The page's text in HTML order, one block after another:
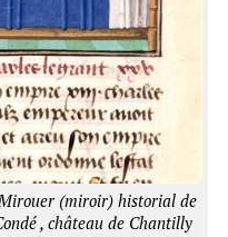
(miroir) historial de
, château de Chantilly